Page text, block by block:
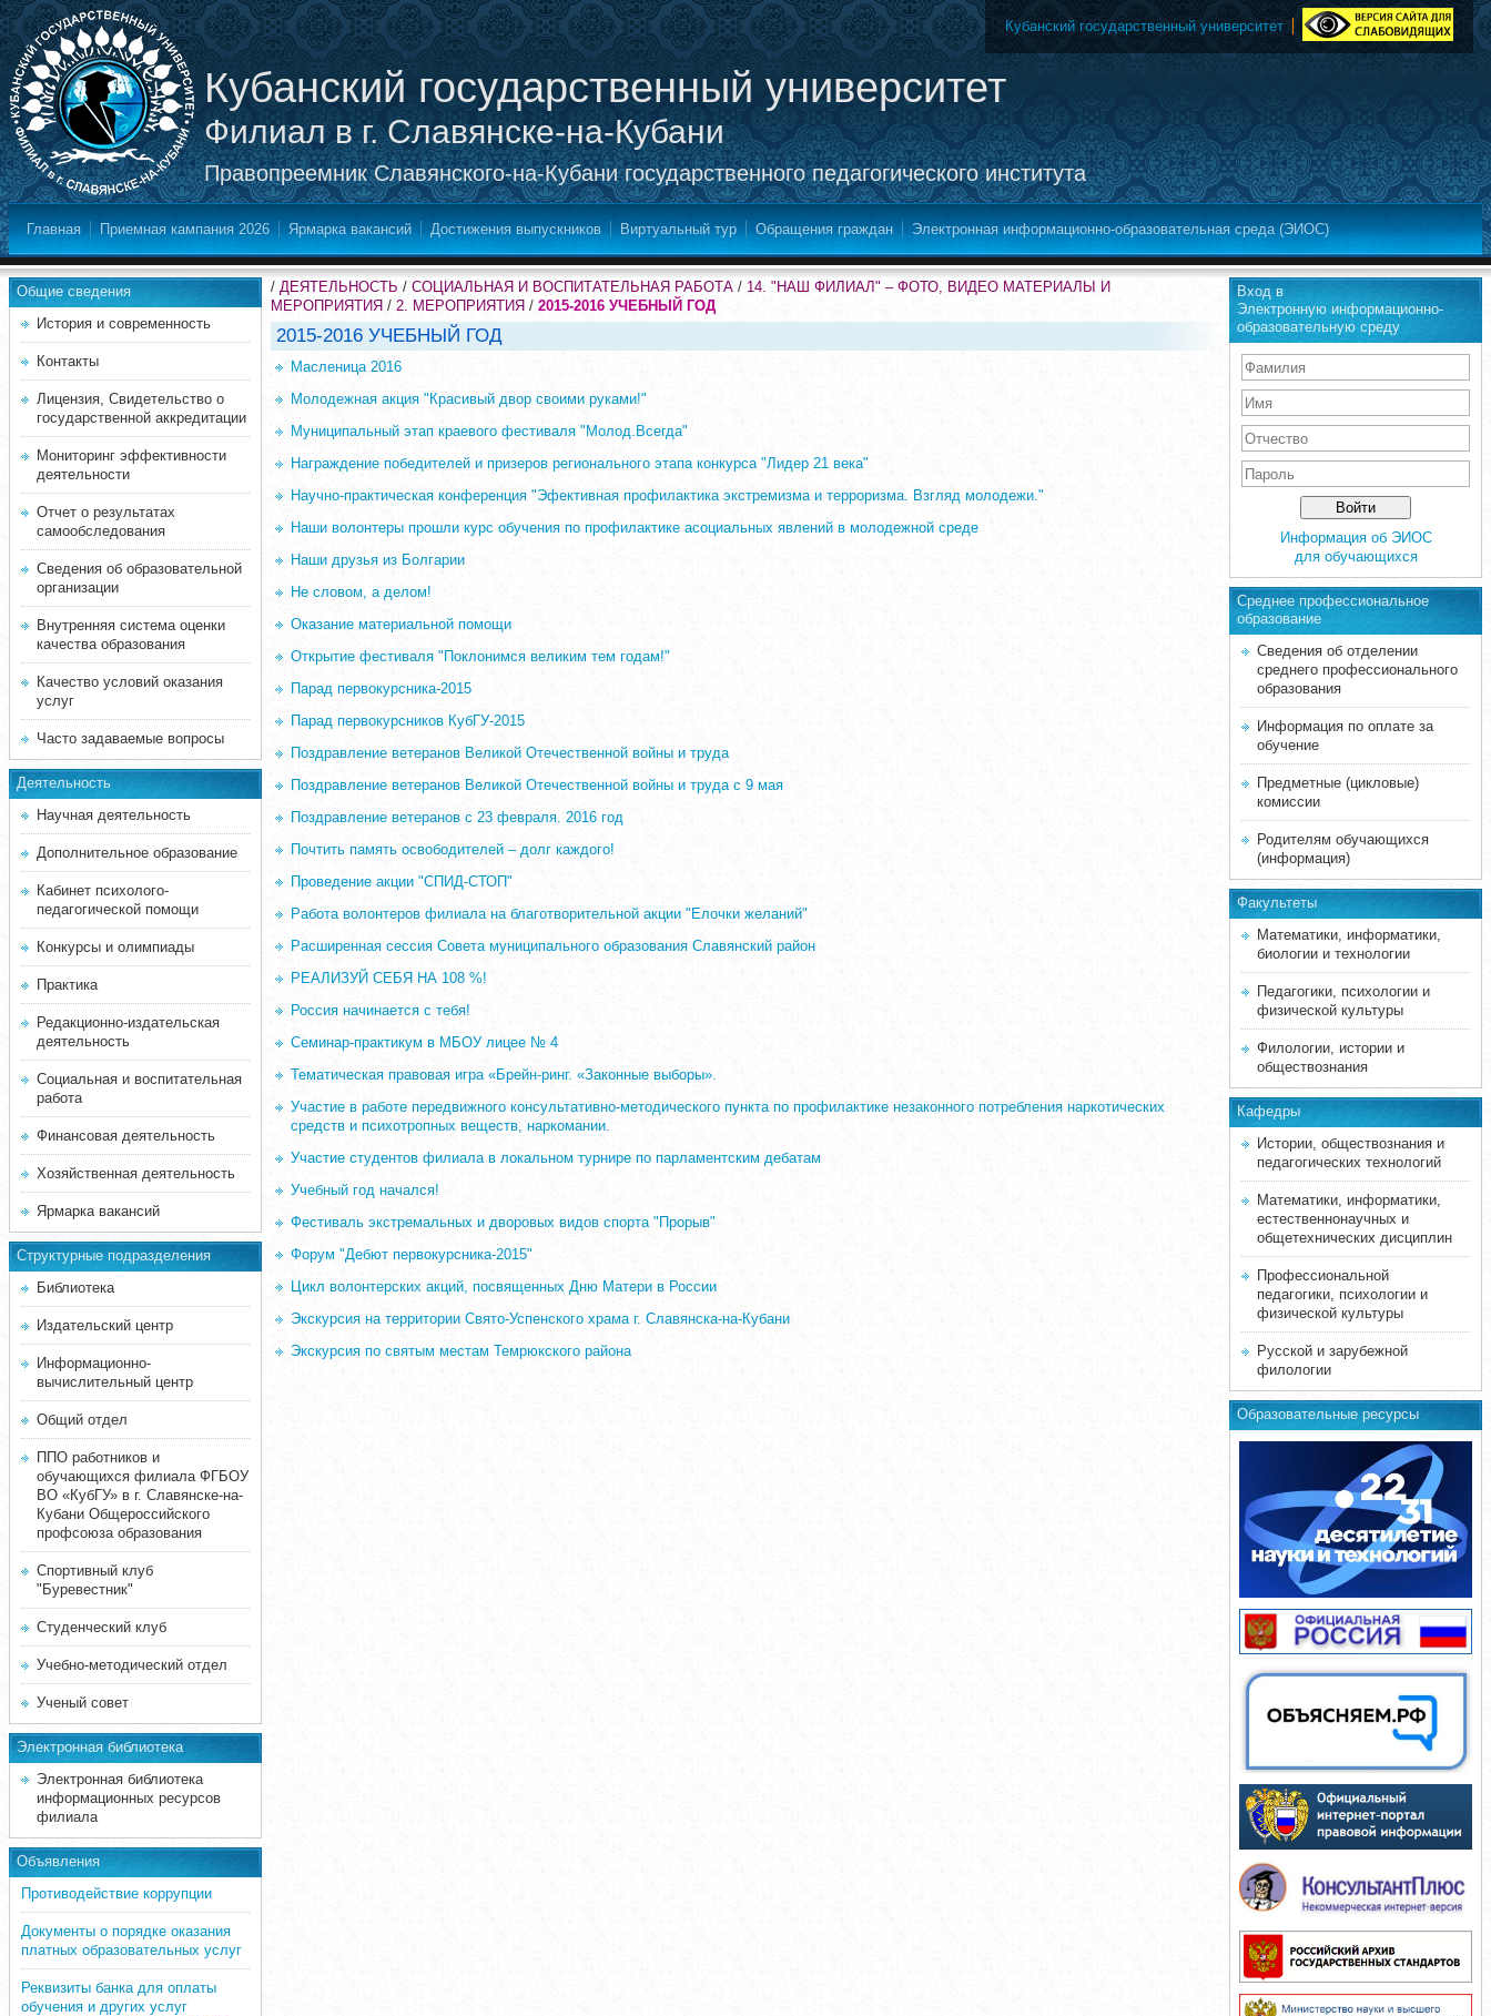
Кубанский государственный университет
Филиал в г. Славянске-на-Кубани
Правопреемник Славянского-на-Кубани государственного педагогического института
Кубанский государственный университет
Главная Приемная кампания 2026 Ярмарка вакансий Достижения выпускников Виртуальный тур Обращения граждан Электронная информационно-образовательная среда (ЭИОС)
Общие сведения
История и современность
Контакты
Лицензия, Свидетельство о
государственной аккредитации
Мониторинг эффективности
деятельности
Отчет о результатах
самообследования
Сведения об образовательной
организации
Внутренняя система оценки
качества образования
Качество условий оказания
услуг
Часто задаваемые вопросы
Деятельность
Научная деятельность
Дополнительное образование
Кабинет психолого-
педагогической помощи
Конкурсы и олимпиады
Практика
Редакционно-издательская
деятельность
Социальная и воспитательная
работа
Финансовая деятельность
Хозяйственная деятельность
Ярмарка вакансий
Структурные подразделения
Библиотека
Издательский центр
Информационно-
вычислительный центр
Общий отдел
ППО работников и
обучающихся филиала ФГБОУ
ВО «КубГУ» в г. Славянске-на-
Кубани Общероссийского
профсоюза образования
Спортивный клуб
"Буревестник"
Студенческий клуб
Учебно-методический отдел
Ученый совет
Электронная библиотека
Электронная библиотека
информационных ресурсов
филиала
Объявления
Противодействие коррупции
Документы о порядке оказания
платных образовательных услуг
Реквизиты банка для оплаты
обучения и других услуг
/ ДЕЯТЕЛЬНОСТЬ / СОЦИАЛЬНАЯ И ВОСПИТАТЕЛЬНАЯ РАБОТА / 14. "НАШ ФИЛИАЛ" – ФОТО, ВИДЕО МАТЕРИАЛЫ И
МЕРОПРИЯТИЯ / 2. МЕРОПРИЯТИЯ / 2015-2016 УЧЕБНЫЙ ГОД
2015-2016 УЧЕБНЫЙ ГОД
Масленица 2016
Молодежная акция "Красивый двор своими руками!"
Муниципальный этап краевого фестиваля "Молод.Всегда"
Награждение победителей и призеров регионального этапа конкурса "Лидер 21 века"
Научно-практическая конференция "Эфективная профилактика экстремизма и терроризма. Взгляд молодежи."
Наши волонтеры прошли курс обучения по профилактике асоциальных явлений в молодежной среде
Наши друзья из Болгарии
Не словом, а делом!
Оказание материальной помощи
Открытие фестиваля "Поклонимся великим тем годам!"
Парад первокурсника-2015
Парад первокурсников КубГУ-2015
Поздравление ветеранов Великой Отечественной войны и труда
Поздравление ветеранов Великой Отечественной войны и труда с 9 мая
Поздравление ветеранов с 23 февраля. 2016 год
Почтить память освободителей – долг каждого!
Проведение акции "СПИД-СТОП"
Работа волонтеров филиала на благотворительной акции "Елочки желаний"
Расширенная сессия Совета муниципального образования Славянский район
РЕАЛИЗУЙ СЕБЯ НА 108 %!
Россия начинается с тебя!
Семинар-практикум в МБОУ лицее № 4
Тематическая правовая игра «Брейн-ринг. «Законные выборы».
Участие в работе передвижного консультативно-методического пункта по профилактике незаконного потребления наркотических
средств и психотропных веществ, наркомании.
Участие студентов филиала в локальном турнире по парламентским дебатам
Учебный год начался!
Фестиваль экстремальных и дворовых видов спорта "Прорыв"
Форум "Дебют первокурсника-2015"
Цикл волонтерских акций, посвященных Дню Матери в России
Экскурсия на территории Свято-Успенского храма г. Славянска-на-Кубани
Экскурсия по святым местам Темрюкского района
Вход в
Электронную информационно-
образовательную среду
Информация об ЭИОС
для обучающихся
Среднее професcиональное
образование
Сведения об отделении
среднего профессионального
образования
Информация по оплате за
обучение
Предметные (цикловые)
комиссии
Родителям обучающихся
(информация)
Факультеты
Математики, информатики,
биологии и технологии
Педагогики, психологии и
физической культуры
Филологии, истории и
обществознания
Кафедры
Истории, обществознания и
педагогических технологий
Математики, информатики,
естественнонаучных и
общетехнических дисциплин
Профессиональной
педагогики, психологии и
физической культуры
Русской и зарубежной
филологии
Образовательные ресурсы